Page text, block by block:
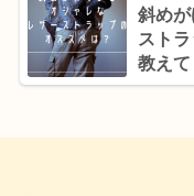
斜め
スト
教えて